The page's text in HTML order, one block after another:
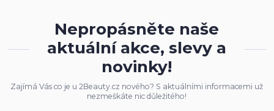
Nepropásněte naše
aktuální akce, slevy a
novinky!
Zajímá Vás co je u 2Beauty.cz nového? S aktuálními informacemi už
nezmeškáte nic důležitého!